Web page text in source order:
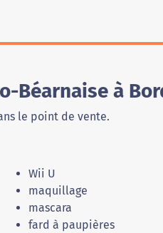
Béarnaise à
le point de vente.
Wii U
maquillage
mascara
fard à paupières